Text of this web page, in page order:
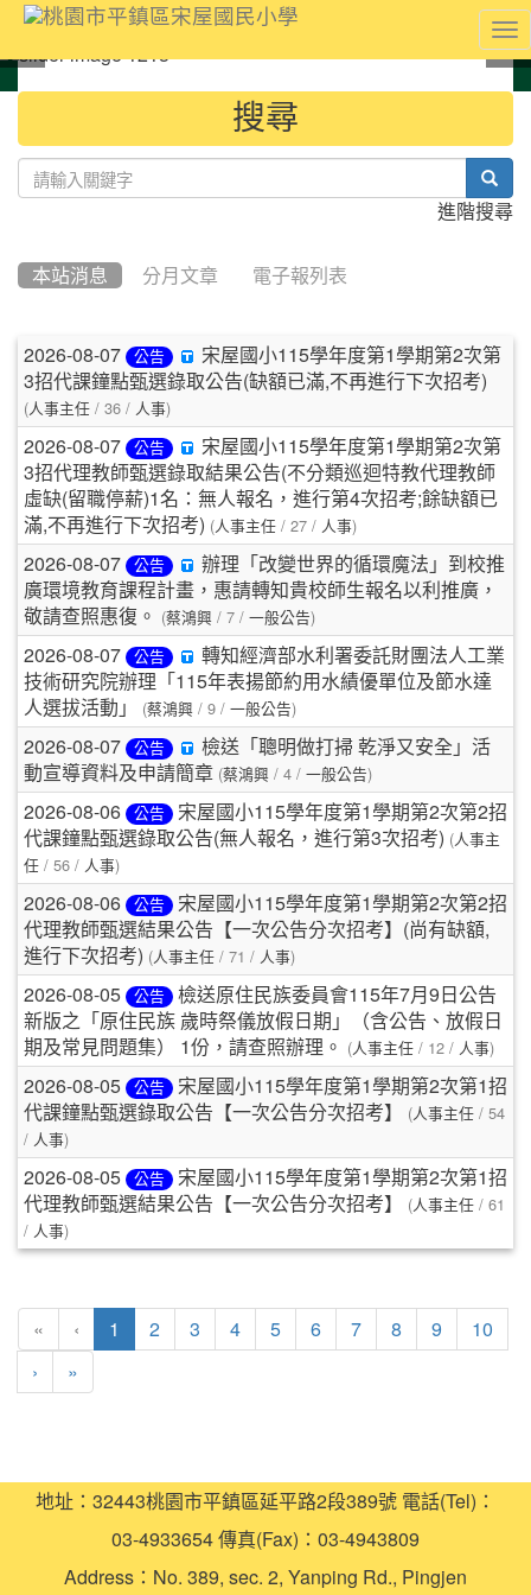
::: 搜尋
進階搜尋
本站消息 分月文章 電子報列表
文
章
列
表
2026-08-07 公告
宋屋國小115學年度第1學期第2次第
3招代課鐘點甄選錄取公告(缺額已滿,不再進行下次招考)
(人事主任 / 36 / 人事)
2026-08-07 公告
宋屋國小115學年度第1學期第2次第
3招代理教師甄選錄取結果公告(不分類巡迴特教代理教師
虛缺(留職停薪)1名：無人報名，進行第4次招考;餘缺額已
滿,不再進行下次招考) (人事主任 / 27 / 人事)
2026-08-07 公告
辦理「改變世界的循環魔法」到校推
廣環境教育課程計畫，惠請轉知貴校師生報名以利推廣，
敬請查照惠復。
(蔡鴻興 / 7 / 一般公告)
2026-08-07 公告
轉知經濟部水利署委託財團法人工業
技術研究院辦理「115年表揚節約用水績優單位及節水達
人選拔活動」
(蔡鴻興 / 9 / 一般公告)
2026-08-07 公告
檢送「聰明做打掃 乾淨又安全」活
動宣導資料及申請簡章 (蔡鴻興 / 4 / 一般公告)
2026-08-06 公告
宋屋國小115學年度第1學期第2次第2招
代課鐘點甄選錄取公告(無人報名，進行第3次招考) (人事主
任 / 56 / 人事)
2026-08-06 公告
宋屋國小115學年度第1學期第2次第2招
代理教師甄選結果公告【一次公告分次招考】(尚有缺額,
進行下次招考) (人事主任 / 71 / 人事)
2026-08-05 公告
檢送原住民族委員會115年7月9日公告
新版之「原住民族 歲時祭儀放假日期」（含公告、放假日
期及常見問題集） 1份，請查照辦理。
(人事主任 / 12 / 人事)
2026-08-05 公告
宋屋國小115學年度第1學期第2次第1招
代課鐘點甄選錄取公告【一次公告分次招考】
(人事主任 / 54
/ 人事)
2026-08-05 公告
宋屋國小115學年度第1學期第2次第1招
代理教師甄選結果公告【一次公告分次招考】
(人事主任 / 61
/ 人事)
« ‹ 1 (current)
2 3 4 5 6 7 8 9 10
› »
地址：32443桃園市平鎮區延平路2段389號 電話(Tel)：
03-4933654 傳真(Fax)：03-4943809
Address：No. 389, sec. 2, Yanping Rd., Pingjen